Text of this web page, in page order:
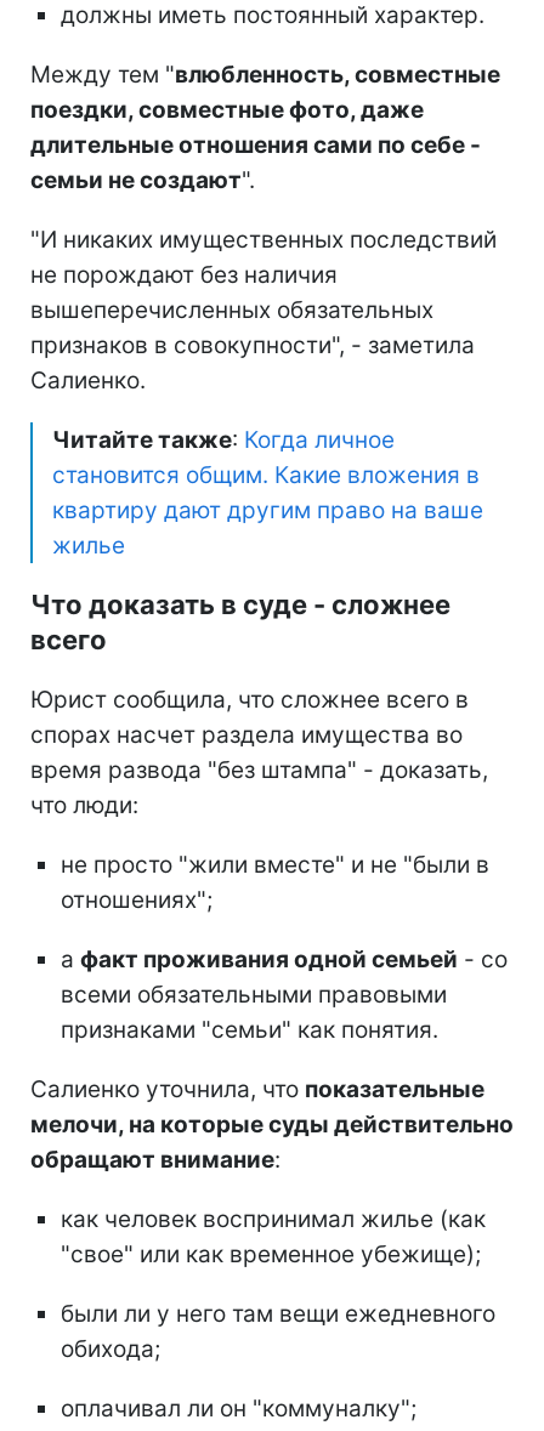
должны иметь постоянный характер.
Между тем "влюбленность, совместные
поездки, совместные фото, даже
длительные отношения сами по себе -
семьи не создают".
"И никаких имущественных последствий
не порождают без наличия
вышеперечисленных обязательных
признаков в совокупности", - заметила
Салиенко.
Читайте также: Когда личное
становится общим. Какие вложения в
квартиру дают другим право на ваше
жилье
Что доказать в суде - сложнее
всего
Юрист сообщила, что сложнее всего в
спорах насчет раздела имущества во
время развода "без штампа" - доказать,
что люди:
не просто "жили вместе" и не "были в
отношениях";
а факт проживания одной семьей - со
всеми обязательными правовыми
признаками "семьи" как понятия.
Салиенко уточнила, что показательные
мелочи, на которые суды действительно
обращают внимание:
как человек воспринимал жилье (как
"свое" или как временное убежище);
были ли у него там вещи ежедневного
обихода;
оплачивал ли он "коммуналку";